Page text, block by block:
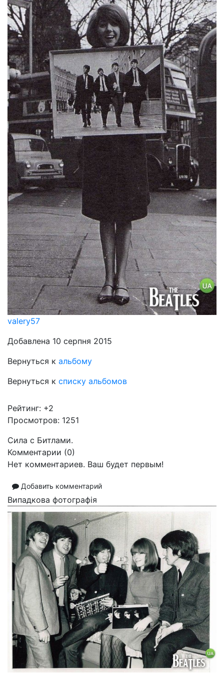
valery57
Добавлена 10 серпня 2015
Вернуться к альбому
Вернуться к списку альбомов
Рейтинг: +2
Просмотров: 1251
Сила с Битлами.
Комментарии (0)
Нет комментариев. Ваш будет первым!
Добавить комментарий
Випадкова фотографія